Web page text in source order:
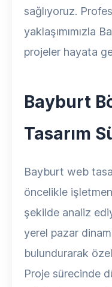
sağlıyoruz.
yaklaşımımızla
projeler hayata
Bayburt
Tasarım
Bayburt web
öncelikle
şekilde analiz
yerel pazar
bulundurarak
Proje sürecinde